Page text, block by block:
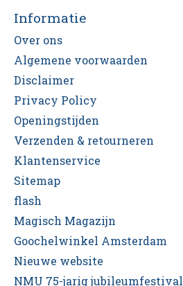
Informatie
Over ons
Algemene voorwaarden
Disclaimer
Privacy Policy
Openingstijden
Verzenden & retourneren
Klantenservice
Sitemap
flash
Magisch Magazijn
Goochelwinkel Amsterdam
Nieuwe website
NMU 75-jarig jubileumfestival